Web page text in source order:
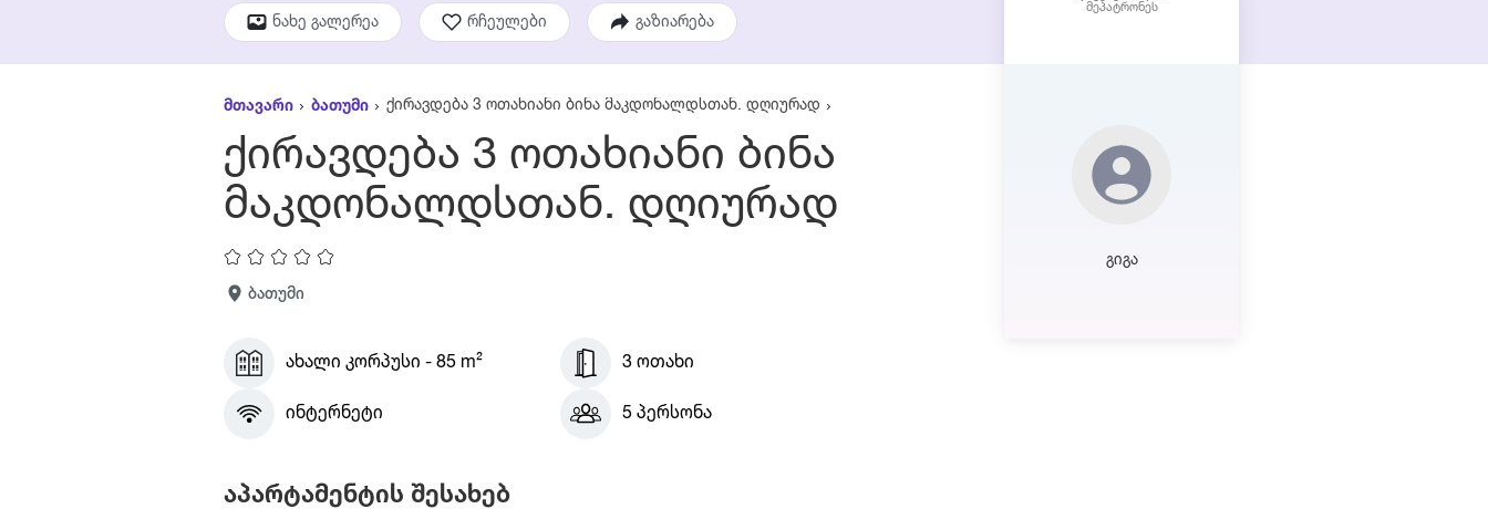
ნახე გალერეა რჩეულები გაზიარება
მთავარი ბათუმი ქირავდება 3 ოთახიანი ბინა მაკდონალდსთან. დღიურად
ქირავდება 3 ოთახიანი ბინა
მაკდონალდსთან. დღიურად
ბათუმი
ახალი კორპუსი - 85 m² 3 ოთახი
ინტერნეტი 5 პერსონა
აპარტამენტის შესახებ
მეპატრონეს
გიგა